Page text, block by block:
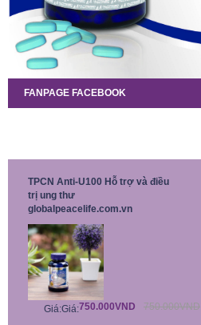
FANPAGE FACEBOOK
TPCN Anti-U100 Hỗ trợ và điều
trị ung thư
globalpeacelife.com.vn
Giá:Giá:750.000VND 750.000VND